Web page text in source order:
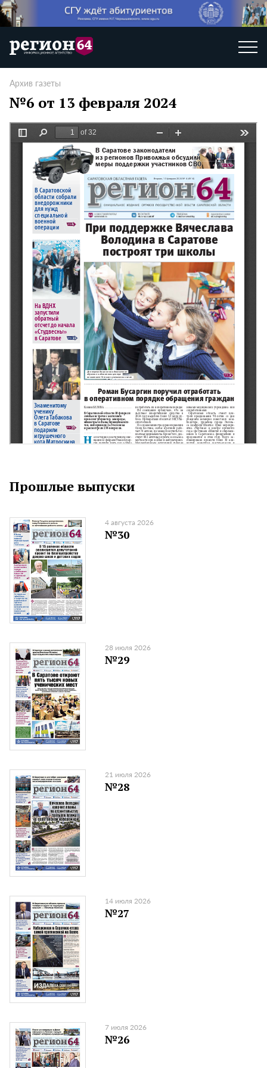
Архив газеты
№6 от 13 февраля 2024
Прошлые выпуски
4 августа 2026
№30
28 июля 2026
№29
21 июля 2026
№28
14 июля 2026
№27
7 июля 2026
№26